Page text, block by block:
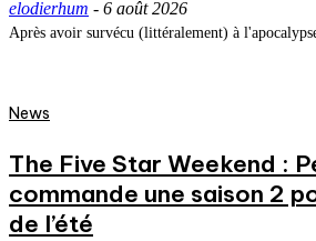
elodierhum - 6 août 2026
Après avoir survécu (littéralement) à
News
The Five Star Weekend :
commande une saison 2
de l’été